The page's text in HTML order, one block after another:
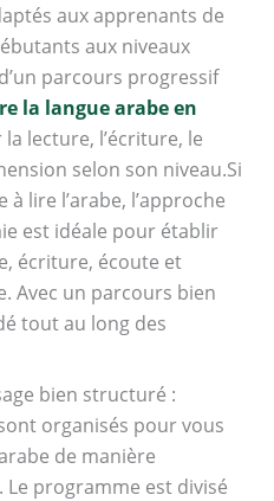
aux apprenants de
aux niveaux
parcours progressif
la langue arabe en
lecture, l’écriture, le
selon son niveau.Si
lire l’arabe, l’approche
est idéale pour établir
écriture, écoute et
Avec un parcours bien
tout au long des
bien structuré :
organisés pour vous
de manière
programme est divisé